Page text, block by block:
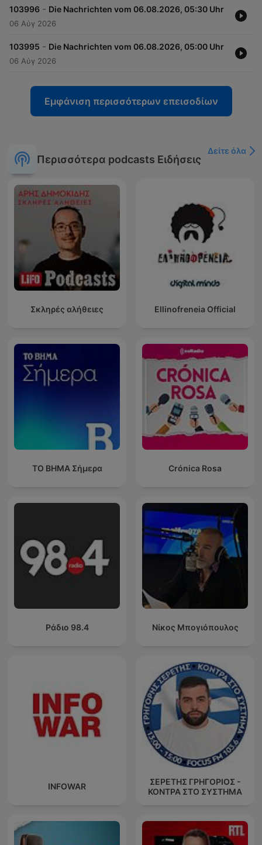
103996 - Die Nachrichten vom 06.08.2026, 05:30 Uhr
06 Αύγ 2026
103995 - Die Nachrichten vom 06.08.2026, 05:00 Uhr
06 Αύγ 2026
Εμφάνιση περισσότερων επεισοδίων
Περισσότερα podcasts Ειδήσεις
Δείτε όλα
Σκληρές αλήθειες Ellinofreneia Official
ΤΟ ΒΗΜΑ Σήμερα Crónica Rosa
Ράδιο 98.4 Νίκος Μπογιόπουλος
INFOWAR
ΣΕΡΕΤΗΣ ΓΡΗΓΟΡΙΟΣ -
ΚΟΝΤΡΑ ΣΤΟ ΣΥΣΤΗΜΑ